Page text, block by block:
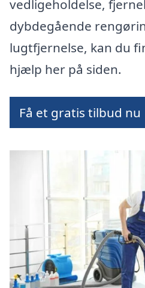
vedligeholdelse,
dybdegående
lugtfjernelse, kan du
hjælp her på siden.
Få et gratis tilbud nu